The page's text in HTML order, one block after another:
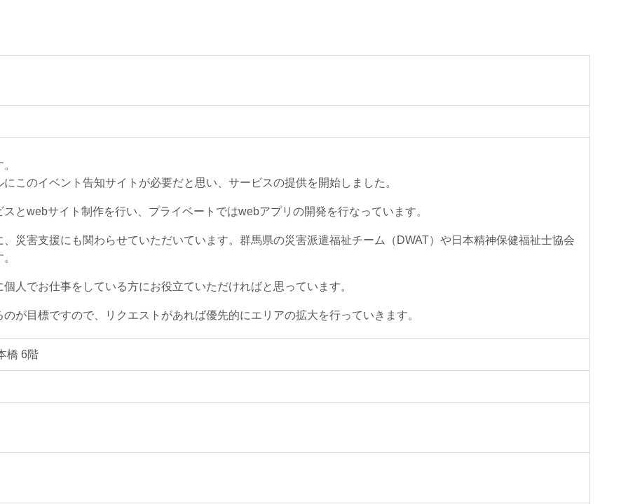
このイベント告知サイトが必要だと思い、サービスの提供を開始しました。
とwebサイト制作を行い、プライベートではwebアプリの開発を行なっています。
災害支援にも関わらせていただいています。群馬県の災害派遣福祉チーム（DWAT）や日本精神保健福祉士協会
人でお仕事をしている方にお役立ていただければと思っています。
が目標ですので、リクエストがあれば優先的にエリアの拡大を行っていきます。
橋 6階